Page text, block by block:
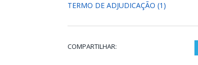
TERMO DE ADJUDICAÇÃO (1)
COMPARTILHAR: